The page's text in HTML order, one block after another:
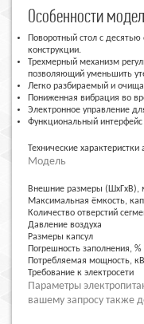
Особенности
Поворотный стол с
конструкции.
Трехмерный механизм
позволяющий уменьшить
Легко разбираемый и
Пониженная вибрация во
Электронное управление
Функциональный
Технические
Модель
Внешние размеры (ШxГxВ),
Максимальная ёмкость,
Количество отверстий
Давление воздуха
Размеры капсул
Погрешность заполнения, %
Потребляемая мощность,
Требование к электросети
Параметры
вашему запросу также